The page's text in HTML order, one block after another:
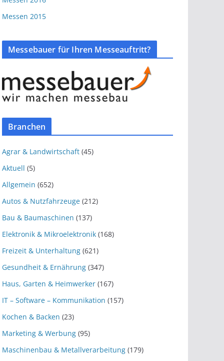
Messen 2015
Messebauer für Ihren Messeauftritt?
Branchen
Agrar & Landwirtschaft (45)
Aktuell (5)
Allgemein (652)
Autos & Nutzfahrzeuge (212)
Bau & Baumaschinen (137)
Elektronik & Mikroelektronik (168)
Freizeit & Unterhaltung (621)
Gesundheit & Ernährung (347)
Haus, Garten & Heimwerker (167)
IT – Software – Kommunikation (157)
Kochen & Backen (23)
Marketing & Werbung (95)
Maschinenbau & Metallverarbeitung (179)